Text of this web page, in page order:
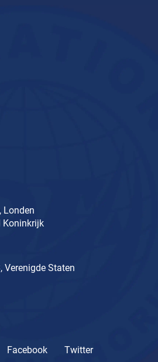
Londen
Koninkrijk
Verenigde Staten
Facebook
Twitter